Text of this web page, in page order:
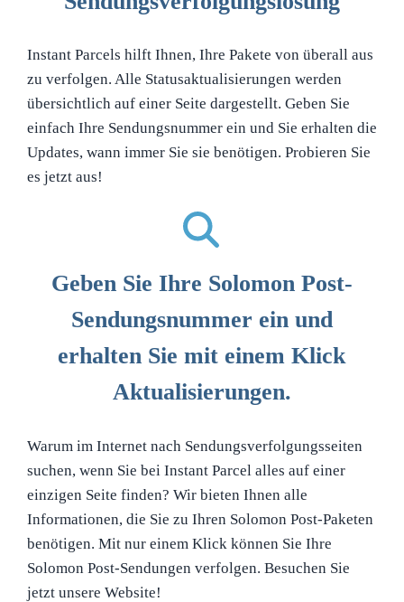
Instant Parcels hilft Ihnen, Ihre Pakete von überall aus
zu verfolgen. Alle Statusaktualisierungen werden
übersichtlich auf einer Seite dargestellt. Geben Sie
einfach Ihre Sendungsnummer ein und Sie erhalten die
Updates, wann immer Sie sie benötigen. Probieren Sie
es jetzt aus!
Geben Sie Ihre Solomon Post-
Sendungsnummer ein und
erhalten Sie mit einem Klick
Aktualisierungen.
Warum im Internet nach Sendungsverfolgungsseiten
suchen, wenn Sie bei Instant Parcel alles auf einer
einzigen Seite finden? Wir bieten Ihnen alle
Informationen, die Sie zu Ihren Solomon Post-Paketen
benötigen. Mit nur einem Klick können Sie Ihre
Solomon Post-Sendungen verfolgen. Besuchen Sie
jetzt unsere Website!